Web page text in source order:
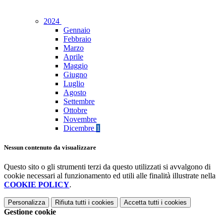
2024
Gennaio
Febbraio
Marzo
Aprile
Maggio
Giugno
Luglio
Agosto
Settembre
Ottobre
Novembre
Dicembre 1
Nessun contenuto da visualizzare
Questo sito o gli strumenti terzi da questo utilizzati si avvalgono di
cookie necessari al funzionamento ed utili alle finalità illustrate nella
COOKIE POLICY.
Personalizza Rifiuta tutti i cookies Accetta tutti i cookies
Gestione cookie